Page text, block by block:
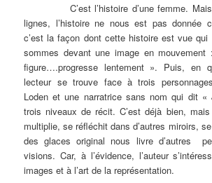
C’est l’histoire d’une femme. Mais
lignes, l’histoire ne nous est pas donnée
c’est la façon dont cette histoire est vue qui
sommes devant une image en
figure….progresse lentement ». Puis, en
lecteur se trouve face à trois
Loden et une narratrice sans nom qui dit
trois niveaux de récit. C’est déjà bien,
multiplie, se réfléchit dans d’autres miroirs,
des glaces original nous livre d’autres
visions. Car, à l’évidence, l’auteur
images et à l’art de la représentation.